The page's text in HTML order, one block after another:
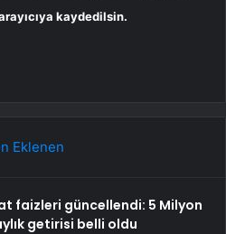
kaydedilsin.
Eklenen
faizleri güncellendi: 5 Milyon
getirisi belli oldu